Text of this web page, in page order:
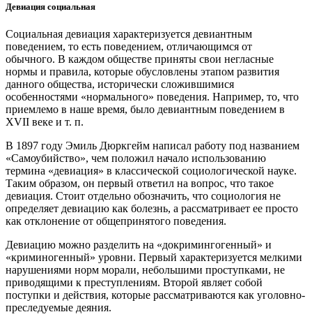
Девиация социальная
Социальная девиация характеризуется девиантным
поведением, то есть поведением, отличающимся от
обычного. В каждом обществе приняты свои негласные
нормы и правила, которые обусловлены этапом развития
данного общества, исторически сложившимися
особенностями «нормального» поведения. Например, то, что
приемлемо в наше время, было девиантным поведением в
XVII веке и т. п.
В 1897 году Эмиль Дюркгейм написал работу под названием
«Самоубийство», чем положил начало использованию
термина «девиация» в классической социологической науке.
Таким образом, он первый ответил на вопрос, что такое
девиация. Стоит отдельно обозначить, что социология не
определяет девиацию как болезнь, а рассматривает ее просто
как отклонение от общепринятого поведения.
Девиацию можно разделить на «докримингогенный» и
«криминогенный» уровни. Первый характеризуется мелкими
нарушениями норм морали, небольшими проступками, не
приводящими к преступлениям. Второй являет собой
поступки и действия, которые рассматриваются как уголовно-
преследуемые деяния.